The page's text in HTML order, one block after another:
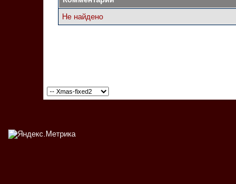
Не найдено